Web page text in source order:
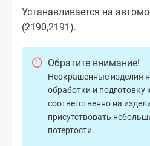
Устанавливается на
(2190,2191).
Обратите внимание!
Неокрашенные изделия
обработки и подготовку
соответственно на
присутствовать
потертости.